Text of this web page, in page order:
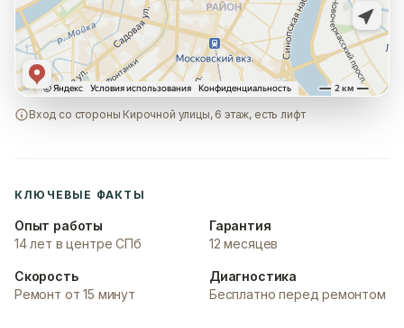
Вход со стороны Кирочной улицы, 6 этаж, есть лифт
КЛЮЧЕВЫЕ ФАКТЫ
Опыт работы
14 лет в центре СПб
Гарантия
12 месяцев
Скорость
Ремонт от 15 минут
Диагностика
Бесплатно перед ремонтом